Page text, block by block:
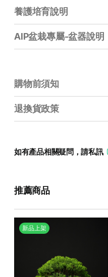
養護培育說明
AIP盆栽專屬-盆器說明
購物前須知
退換貨政策
如有產品相關疑問，請私訊
推薦商品
新品上架